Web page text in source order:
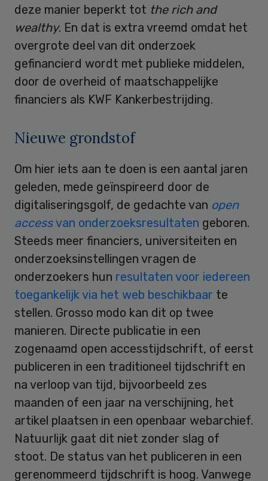
deze manier beperkt tot the rich and
wealthy. En dat is extra vreemd omdat het
overgrote deel van dit onderzoek
gefinancierd wordt met publieke middelen,
door de overheid of maatschappelijke
financiers als KWF Kankerbestrijding.
Nieuwe grondstof
Om hier iets aan te doen is een aantal jaren
geleden, mede geïnspireerd door de
digitaliseringsgolf, de gedachte van open
accessvan onderzoeksresultaten geboren.
Steeds meer financiers, universiteiten en
onderzoeksinstellingen vragen de
onderzoekers hun resultaten voor iedereen
toegankelijk via het web beschikbaar te
stellen. Grosso modo kan dit op twee
manieren. Directe publicatie in een
zogenaamd open accesstijdschrift, of eerst
publiceren in een traditioneel tijdschrift en
na verloop van tijd, bijvoorbeeld zes
maanden of een jaar na verschijning, het
artikel plaatsen in een openbaar webarchief.
Natuurlijk gaat dit niet zonder slag of
stoot. De status van het publiceren in een
gerenommeerd tijdschrift is hoog. Vanwege